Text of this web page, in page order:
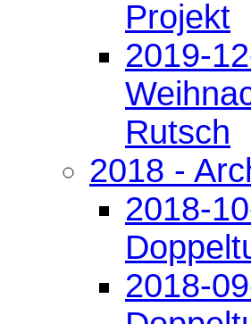
Projekt
2019-
Rutsch
2018 -
2018-
2018-